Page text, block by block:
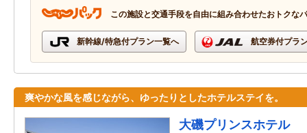
この施設と交通手段を自由に組み合わせたおトクな
新幹線/特急付プラン一覧へ 航空券付プラ
爽やかな風を感じながら、ゆったりとしたホテルステイを。
大磯プリンスホテル